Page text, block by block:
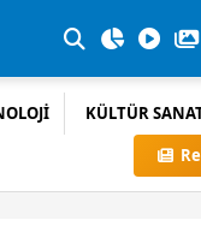
KÜLTÜR